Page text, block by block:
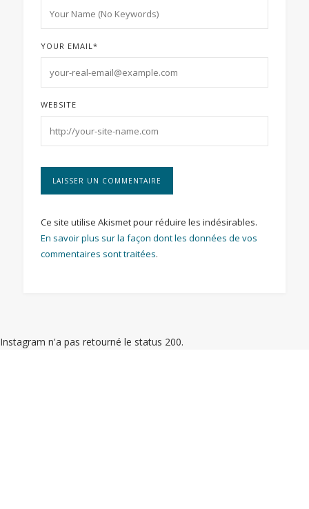
YOUR EMAIL*
WEBSITE
Ce site utilise Akismet pour réduire les indésirables.
En savoir plus sur la façon dont les données de vos
commentaires sont traitées.
Instagram n'a pas retourné le status 200.